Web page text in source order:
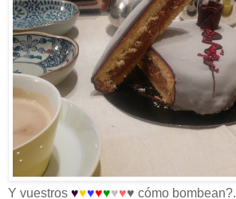
Y vuestros ♥♥♥♥♥♥♥♥ cómo bombean?.